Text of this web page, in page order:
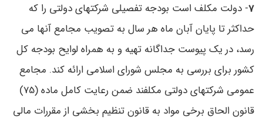
7- دولت مکلف است بودجه تفصیلی شرکتهای دولتی را که
حداکثر تا پایان آبان ‌ماه هر سال به تصویب مجامع آنها می‌
رسد، در یک پیوست جداگانه تهیه و به همراه لوایح بودجه کل
کشور برای بررسی به مجلس شورای اسلامی ارائه کند. مجامع
عمومی شرکتهای دولتی مکلفند ضمن رعایت کامل ماده (75)
قانون الحاق برخی مواد به قانون تنظیم بخشی از مقررات مالی